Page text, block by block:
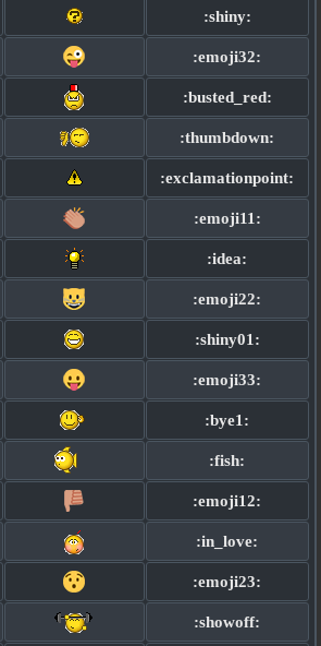
:shiny:
:emoji32:
:busted_red:
:thumbdown:
:exclamationpoint:
:emoji11:
:idea:
:emoji22:
:shiny01:
:emoji33:
:bye1:
:fish:
:emoji12:
:in_love:
:emoji23:
:showoff: